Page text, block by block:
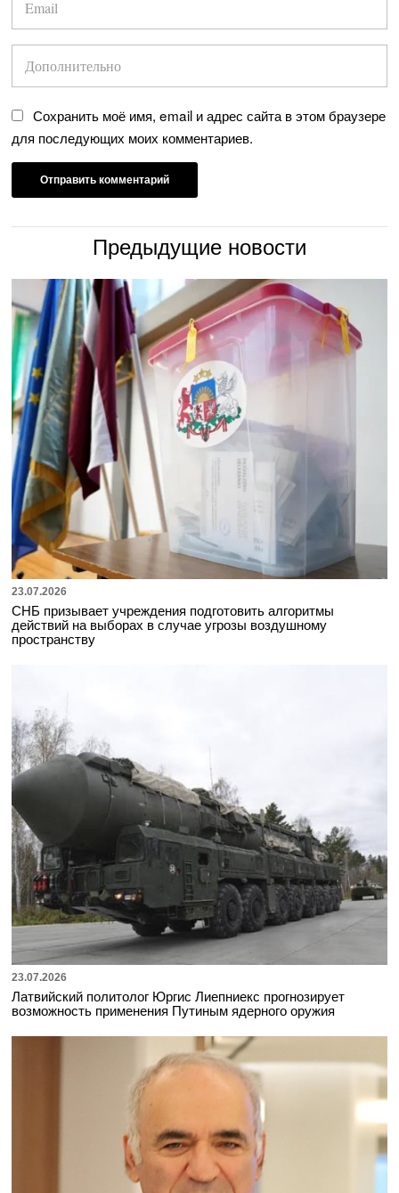
Сохранить моё имя, email и адрес сайта в этом браузере
для последующих моих комментариев.
Предыдущие новости
23.07.2026
СНБ призывает учреждения подготовить алгоритмы
действий на выборах в случае угрозы воздушному
пространству
23.07.2026
Латвийский политолог Юргис Лиепниекс прогнозирует
возможность применения Путиным ядерного оружия